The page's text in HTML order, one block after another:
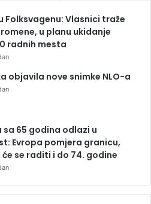
Folksvagenu: Vlasnici traže
u planu ukidanje
radnih mesta
objavila nove snimke NLO-a
sa 65 godina odlazi u
Evropa pomjera granicu,
će se raditi i do 74. godine